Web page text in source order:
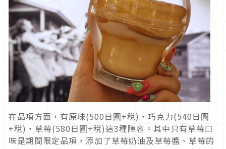
在品項方面，有原味(500日圓+稅)・巧克力(540日圓
+稅)・草莓(580日圓+稅)這3種陣容。其中只有草莓口
味是期間限定品項，添加了草莓奶油及草莓醬、草莓的